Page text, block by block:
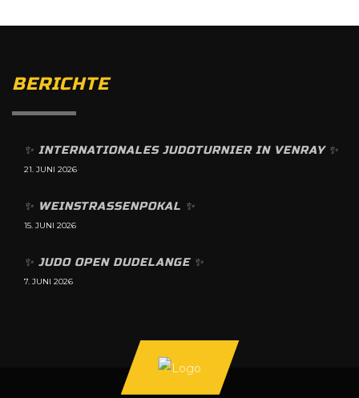
BERICHTE
✨️ INTERNATIONALES JUDOTURNIER IN VENRAY ✨️
21. JUNI 2026
✨️ WEINSTRASSENPOKAL ✨️
15. JUNI 2026
✨️ JUDO OPEN DUDELANGE ✨️
7. JUNI 2026